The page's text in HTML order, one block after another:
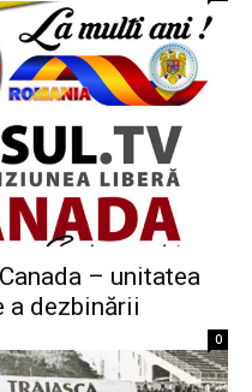
– unitatea
a dezbinării
0